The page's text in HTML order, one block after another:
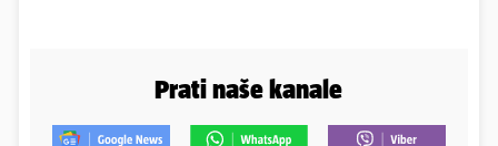
Prati naše kanale